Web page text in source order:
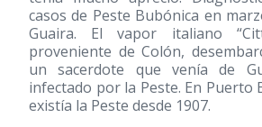
casos de Peste Bubónica en
Guaira. El vapor italiano
proveniente de Colón,
un sacerdote que venía de
infectado por la Peste. En Puerto
existía la Peste desde 1907.